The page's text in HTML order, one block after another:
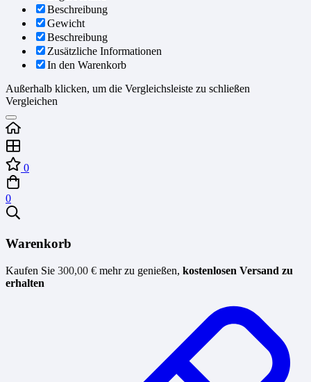
Beschreibung
Gewicht
Beschreibung
Zusätzliche Informationen
In den Warenkorb
Außerhalb klicken, um die Vergleichsleiste zu schließen
Vergleichen
0
0
Warenkorb
Kaufen Sie 300,00 € mehr zu genießen, kostenlosen Versand zu
erhalten